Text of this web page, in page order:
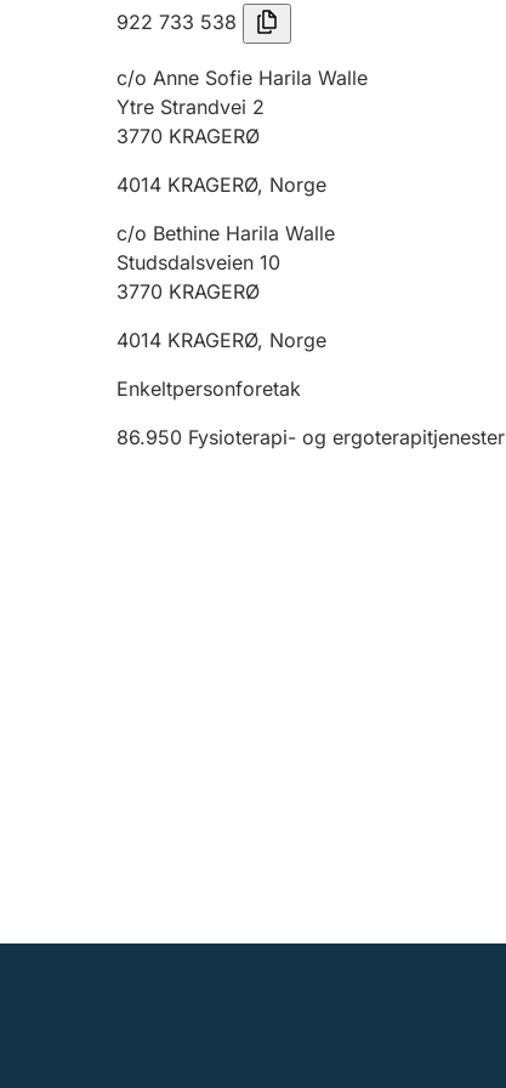
922 733 538
c/o Anne Sofie Harila Walle
Ytre Strandvei 2
3770 KRAGERØ
4014 KRAGERØ, Norge
c/o Bethine Harila Walle
Studsdalsveien 10
3770 KRAGERØ
4014 KRAGERØ, Norge
Enkeltpersonforetak
86.950 Fysioterapi- og ergoterapitjenester